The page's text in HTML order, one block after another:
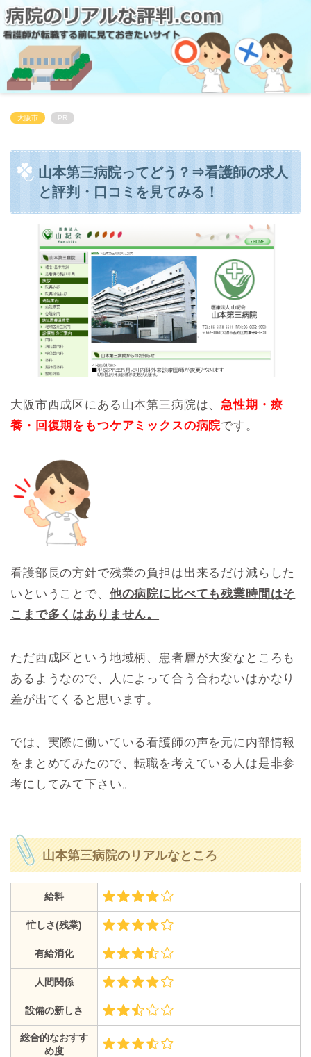
大阪市 PR
山本第三病院ってどう？⇒看護師の求人
と評判・口コミを見てみる！
大阪市西成区にある山本第三病院は、急性期・療
養・回復期をもつケアミックスの病院です。
看護部長の方針で残業の負担は出来るだけ減らした
いということで、 他の病院に比べても残業時間はそ
こまで多くはありません。
ただ西成区という地域柄、患者層が大変なところも
あるようなので、人によって合う合わないはかなり
差が出てくると思います。
では、実際に働いている看護師の声を元に内部情報
をまとめてみたので、転職を考えている人は是非参
考にしてみて下さい。
山本第三病院のリアルなところ
給料
忙しさ(残業)
有給消化
人間関係
設備の新しさ
総合的なおすす
め度